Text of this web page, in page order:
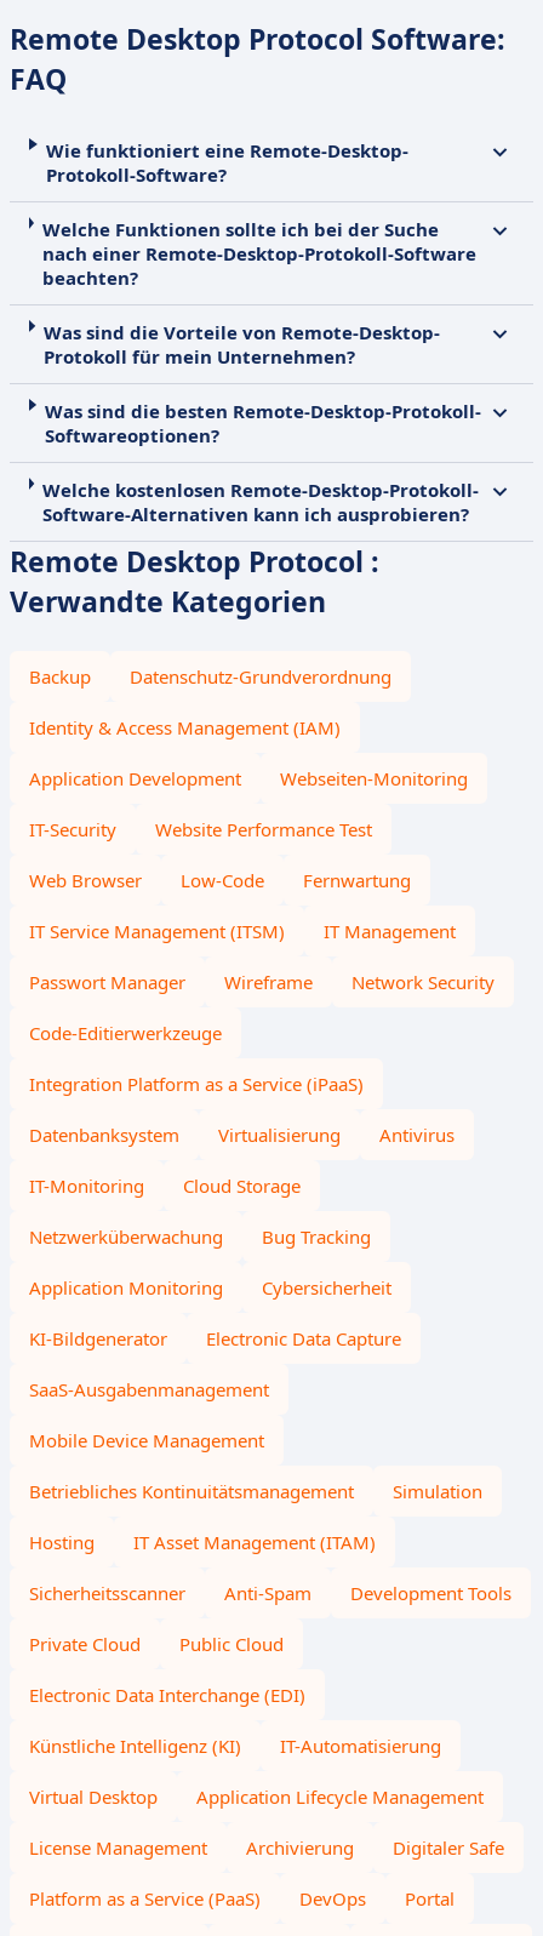
Remote Desktop Protocol Software:
FAQ
Wie funktioniert eine Remote-Desktop-
Protokoll-Software?
Welche Funktionen sollte ich bei der Suche
nach einer Remote-Desktop-Protokoll-Software
beachten?
Was sind die Vorteile von Remote-Desktop-
Protokoll für mein Unternehmen?
Was sind die besten Remote-Desktop-Protokoll-
Softwareoptionen?
Welche kostenlosen Remote-Desktop-Protokoll-
Software-Alternativen kann ich ausprobieren?
Remote Desktop Protocol :
Verwandte Kategorien
Backup Datenschutz-Grundverordnung
Identity & Access Management (IAM)
Application Development Webseiten-Monitoring
IT-Security Website Performance Test
Web Browser Low-Code Fernwartung
IT Service Management (ITSM) IT Management
Passwort Manager Wireframe Network Security
Code-Editierwerkzeuge
Integration Platform as a Service (iPaaS)
Datenbanksystem Virtualisierung Antivirus
IT-Monitoring Cloud Storage
Netzwerküberwachung Bug Tracking
Application Monitoring Cybersicherheit
KI-Bildgenerator Electronic Data Capture
SaaS-Ausgabenmanagement
Mobile Device Management
Betriebliches Kontinuitätsmanagement Simulation
Hosting IT Asset Management (ITAM)
Sicherheitsscanner Anti-Spam Development Tools
Private Cloud Public Cloud
Electronic Data Interchange (EDI)
Künstliche Intelligenz (KI) IT-Automatisierung
Virtual Desktop Application Lifecycle Management
License Management Archivierung Digitaler Safe
Platform as a Service (PaaS) DevOps Portal